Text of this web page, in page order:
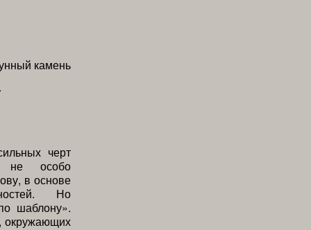
черт
не особо
в основе
Но
шаблону».
окружающих